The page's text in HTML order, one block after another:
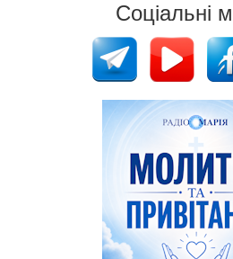
Соціальні